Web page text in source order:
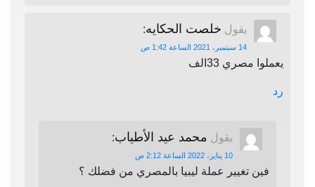
يقول خلصت الحكايه:
14 سبتمبر، 2021 الساعة 1:42 ص
يعملوا مصري 33الف
رد
يقول محمد عيد الأطياب:
10 يناير، 2022 الساعة 2:12 ص
فين تغيير عملة ليبيا بالمصري من فضلك ؟